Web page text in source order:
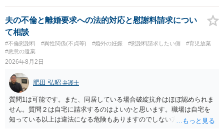
定しているのかによって，考え方・進め方は変わってくると思いま
す。 ④性交類似行為を認めているにもかかわらず支払を拒否するので
あれば，本人（行政書士でも同じだと思います。）への対応ではあま
り変わらないように思います。減額で折り合えるなら本人様の交渉で
もよいように思いますが，ゼロかどうかの観点であれば，訴訟に進む
しかなくなるようにも思います。そうしますと，お近くの弁護士に相
談して進めることを検討した方がよいようにも思います。
情によって対応が違いますので、法テラスへお尋ねいただいた方が確
実です。
夫の不倫と離婚要求への法的対応と慰謝料請求につい
て相談
#不倫慰謝料 #異性関係(不貞等) #婚外の妊娠 #慰謝料請求したい側
#育児放棄
#悪意の遺棄
2026年8月2日
肥田 弘昭 弁護士
質問1は可能です。また、同居している場合破綻抗弁はほぼ認められま
せん。質問２は自宅に請求するのはよいかと思います。職場は自宅を
知っている以上は違法になる危険もありますのでしない方が良いで